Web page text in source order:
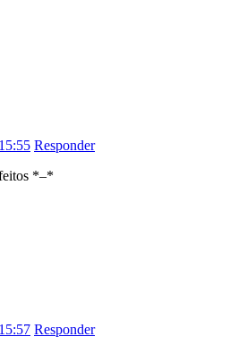
Responder
*–*
Responder